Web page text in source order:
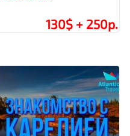
130$ + 250р.